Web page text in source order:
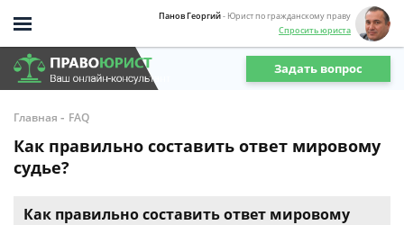
Панов Георгий- Юрист по гражданскому праву
Спросить юриста
Задать вопрос
Главная - FAQ
Как правильно составить ответ мировому
судье?
Как правильно составить ответ мировому